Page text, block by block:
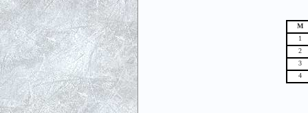
М
1
2
3
4